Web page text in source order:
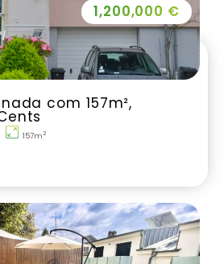
com 157m²,
157m2
1,200,000 €